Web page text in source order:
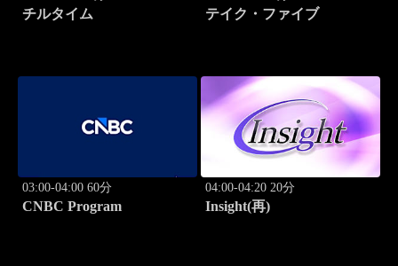
チルタイム テイク・ファイブ
03:00-04:00 60分
CNBC Program
04:00-04:20 20分
Insight(再)